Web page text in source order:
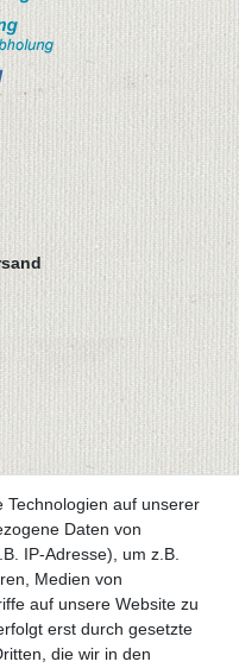
Technologien auf unserer
Daten von
IP-Adresse), um z.B.
Medien von
auf unsere Website zu
erst durch gesetzte
die wir in den